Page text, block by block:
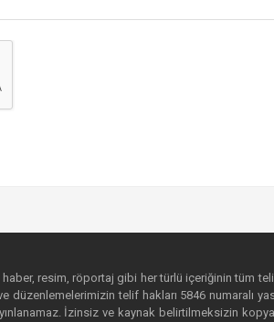
resim, röportaj gibi her türlü içeriğinin tüm
düzenlemelerimizin telif hakları 5846 numaralı
İzinsiz ve kaynak belirtilmeksizin